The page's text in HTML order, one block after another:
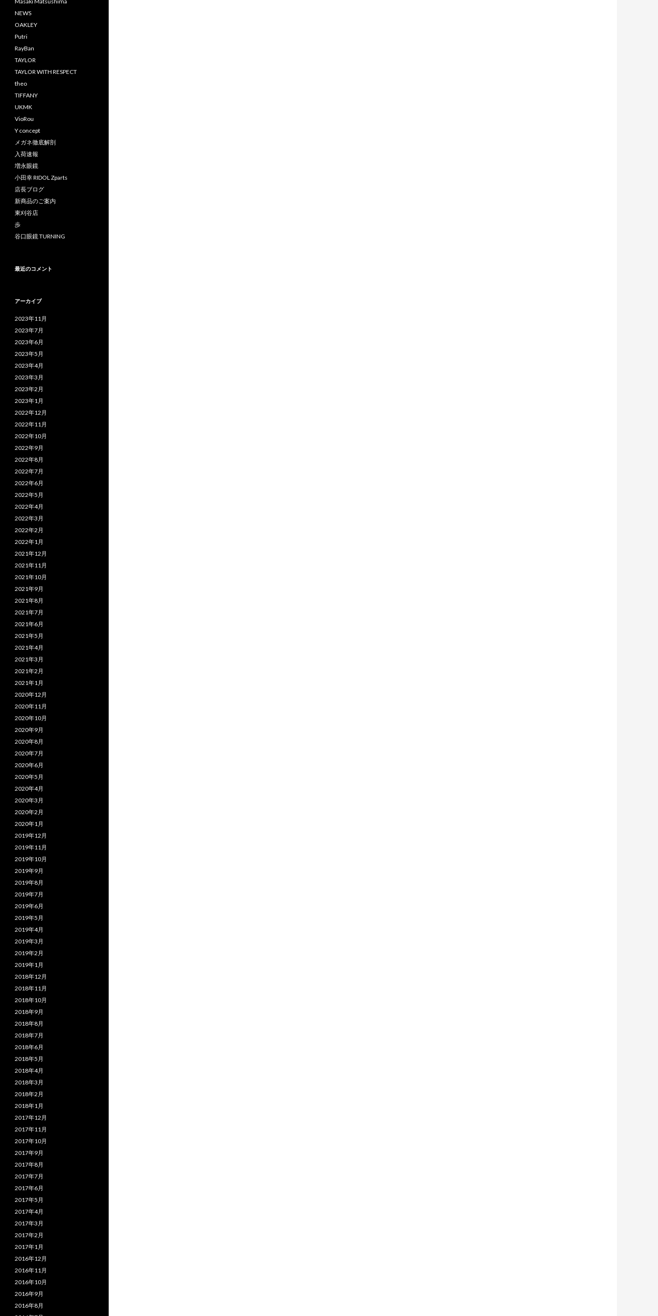
NEWS
OAKLEY
Putri
RayBan
TAYLOR
TAYLOR WITH RESPECT
theo
TIFFANY
UKMK
VioRou
Y concept
メガネ徹底解剖
入荷速報
増永眼鏡
小田幸 RIDOL Zparts
店長ブログ
新商品のご案内
東刈谷店
歩
谷口眼鏡 TURNING
最近のコメント
アーカイブ
2023年11月
2023年7月
2023年6月
2023年5月
2023年4月
2023年3月
2023年2月
2023年1月
2022年12月
2022年11月
2022年10月
2022年9月
2022年8月
2022年7月
2022年6月
2022年5月
2022年4月
2022年3月
2022年2月
2022年1月
2021年12月
2021年11月
2021年10月
2021年9月
2021年8月
2021年7月
2021年6月
2021年5月
2021年4月
2021年3月
2021年2月
2021年1月
2020年12月
2020年11月
2020年10月
2020年9月
2020年8月
2020年7月
2020年6月
2020年5月
2020年4月
2020年3月
2020年2月
2020年1月
2019年12月
2019年11月
2019年10月
2019年9月
2019年8月
2019年7月
2019年6月
2019年5月
2019年4月
2019年3月
2019年2月
2019年1月
2018年12月
2018年11月
2018年10月
2018年9月
2018年8月
2018年7月
2018年6月
2018年5月
2018年4月
2018年3月
2018年2月
2018年1月
2017年12月
2017年11月
2017年10月
2017年9月
2017年8月
2017年7月
2017年6月
2017年5月
2017年4月
2017年3月
2017年2月
2017年1月
2016年12月
2016年11月
2016年10月
2016年9月
2016年8月